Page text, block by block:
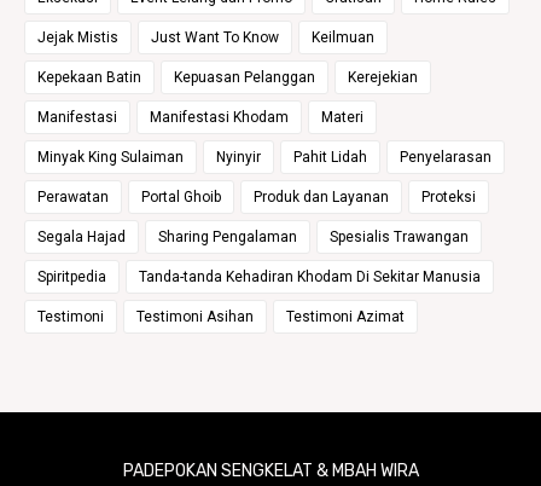
Jejak Mistis Just Want To Know Keilmuan
Kepekaan Batin Kepuasan Pelanggan Kerejekian
Manifestasi Manifestasi Khodam Materi
Minyak King Sulaiman Nyinyir Pahit Lidah Penyelarasan
Perawatan Portal Ghoib Produk dan Layanan Proteksi
Segala Hajad Sharing Pengalaman Spesialis Trawangan
Spiritpedia Tanda-tanda Kehadiran Khodam Di Sekitar Manusia
Testimoni Testimoni Asihan Testimoni Azimat
PADEPOKAN SENGKELAT & MBAH WIRA